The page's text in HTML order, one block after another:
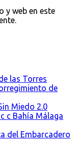
y web en este
las Torres
de
Miedo 2.0
c Bahía Málaga
del Embarcadero